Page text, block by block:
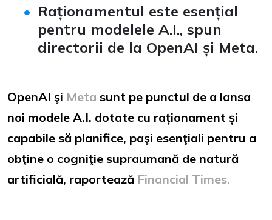
Raționamentul este esențial
pentru modelele A.I., spun
directorii de la OpenAI și Meta.
OpenAI şi Meta sunt pe punctul de a lansa
noi modele A.I. dotate cu raționament și
capabile să planifice, paşi esenţiali pentru a
obţine o cogniţie supraumană de natură
artificială, raportează Financial Times.